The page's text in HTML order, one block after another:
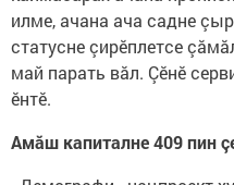
илме, ачана ача садне
статусне çирӗплетсе
май парать вăл. Çӗнӗ
ӗнтӗ.
Амăш капиталне 409 пин